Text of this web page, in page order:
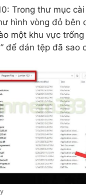
Trong thư mục
hình vòng đỏ bên
một khu vực trống
để dán tệp đã sao